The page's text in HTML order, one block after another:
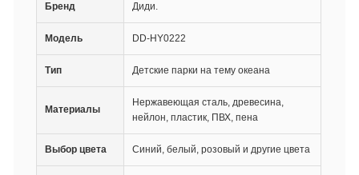
Бренд Диди.
Модель DD-HY0222
Тип Детские парки на тему океана
Материалы
Нержавеющая сталь, древесина,
нейлон, пластик, ПВХ, пена
Выбор цвета Синий, белый, розовый и другие цвета